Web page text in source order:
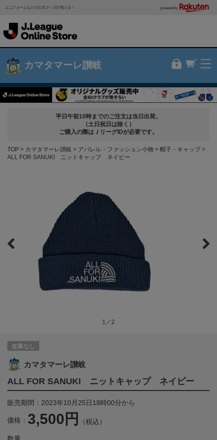
ユニフォームなどの公式グッズが買える！ powered by
カマタマーレ讃岐
平日午前10時までのご注文は当日出荷。
（土日祝日は除く）
ご購入の際はＪリーグIDが必要です。
TOP カマタマーレ讃岐 アパレル・ファッション小物
帽子・キャップ
ALL FOR SANUKI ニットキャップ ネイビー
1／2
在庫なし
カマタマーレ讃岐
ALL FOR SANUKI ニットキャップ ネイビー
販売期間：2023年10月25日18時00分から
価格： 3,500円 （税込）